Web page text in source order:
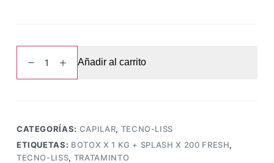
BOTOX
x
+
SPLASH
x
Añadir al carrito
CATEGORÍAS: CAPILAR, TECNO-LISS
ETIQUETAS: BOTOX X 1 KG + SPLASH X 200 FRESH,
TECNO-LISS, TRATAMINTO